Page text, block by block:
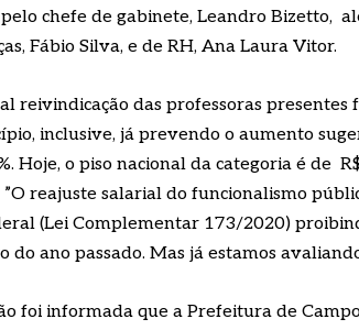
chefe de gabinete, Leandro Bizetto,
Fábio Silva, e de RH, Ana Laura Vitor.
reivindicação das professoras
inclusive, já prevendo o aumento
Hoje, o piso nacional da categoria é de
”O reajuste salarial do funcionalismo
(Lei Complementar 173/2020)
do ano passado. Mas já estamos
foi informada que a Prefeitura de